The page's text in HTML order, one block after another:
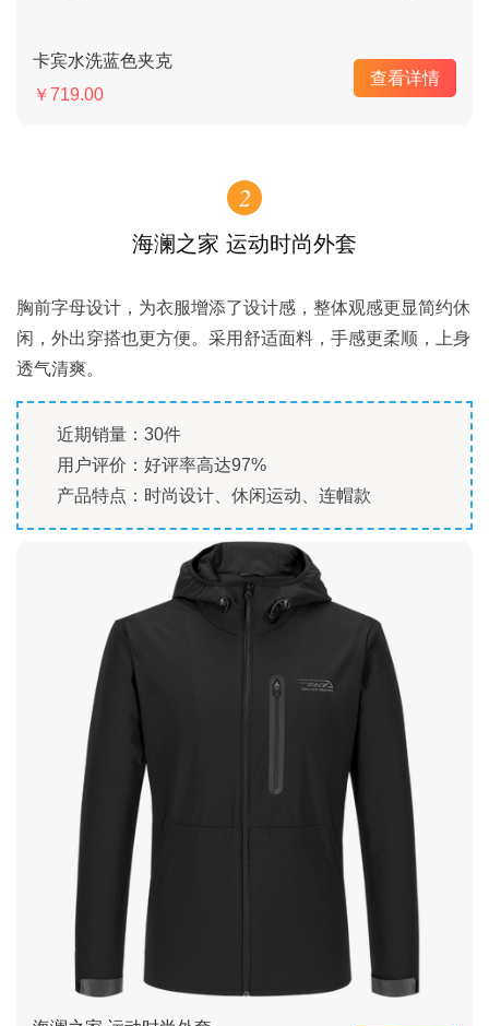
卡宾水洗蓝色夹克
￥719.00
查看详情
2
海澜之家 运动时尚外套
胸前字母设计，为衣服增添了设计感，整体观感更显简约休
闲，外出穿搭也更方便。采用舒适面料，手感更柔顺，上身
透气清爽。
近期销量：30件
用户评价：好评率高达97%
产品特点：时尚设计、休闲运动、连帽款